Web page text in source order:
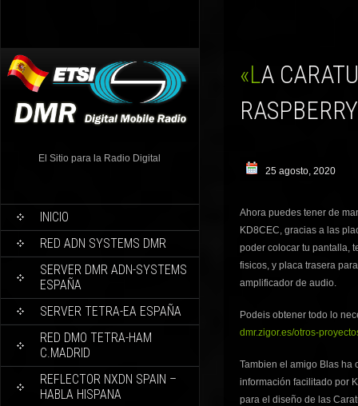
El Sitio para la Radio Digital
INICIO
RED ADN SYSTEMS DMR
SERVER DMR ADN-SYSTEMS
ESPAÑA
SERVER TETRA-EA ESPAÑA
RED DMO TETRA-HAM
C.MADRID
REFLECTOR NXDN SPAIN –
HABLA HISPANA
«LA CARATULA» PARA TU DVPI CONVIERTE TU
25 agosto, 2020
Ahora puedes tener de
KD8CEC, gracias a las
poder colocar tu pantalla,
fisicos, y placa trasera
amplificador de audio.
Podeis obtener todo lo
dmr.zigor.es/otros-
Tambien el amigo Blas ha
información facilitado por
para el diseño de las